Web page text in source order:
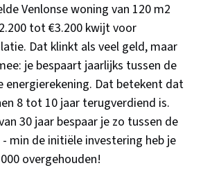
Venlonse woning van 120 m2
tot €3.200 kwijt voor
Dat klinkt als veel geld, maar
je bespaart jaarlijks tussen de
energierekening. Dat betekent dat
8 tot 10 jaar terugverdiend is.
30 jaar bespaar je zo tussen de
- min de initiële investering heb je
overgehouden!